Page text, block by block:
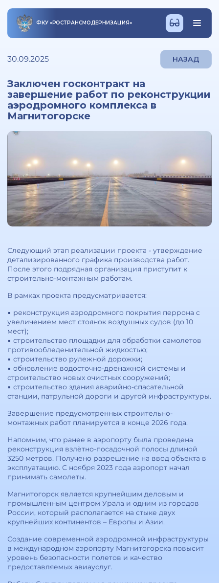
ФКУ «РОСТРАНСМОДЕРНИЗАЦИЯ»
30.09.2025 НАЗАД
Заключен госконтракт на
завершение работ по реконструкции
аэродромного комплекса в
Магнитогорске
Следующий этап реализации проекта - утверждение
детализированного графика производства работ.
После этого подрядная организация приступит к
строительно-монтажным работам.
В рамках проекта предусматривается:
▪️ реконструкция аэродромного покрытия перрона с
увеличением мест стоянок воздушных судов (до 10
мест);
▪️ строительство площадки для обработки самолетов
противообледенительной жидкостью;
▪️ строительство рулежной дорожки;
▪️ обновление водосточно-дренажной системы и
строительство новых очистных сооружений;
▪️ строительство здания аварийно-спасательной
станции, патрульной дороги и другой инфраструктуры.
Завершение предусмотренных строительно-
монтажных работ планируется в конце 2026 года.
Напомним, что ранее в аэропорту была проведена
реконструкция взлётно-посадочной полосы длиной
3250 метров. Получено разрешение на ввод объекта в
эксплуатацию. С ноября 2023 года аэропорт начал
принимать самолеты.
Магнитогорск является крупнейшим деловым и
промышленным центром Урала и одним из городов
России, который располагается на стыке двух
крупнейших континентов – Европы и Азии.
Создание современной аэродромной инфраструктуры
в международном аэропорту Магнитогорска повысит
уровень безопасности полетов и качество
предоставляемых авиауслуг.